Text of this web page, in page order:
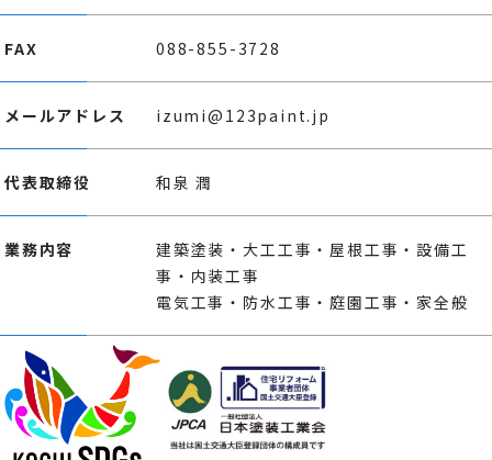
FAX 088-855-3728
メールアドレス izumi@123paint.jp
代表取締役 和泉 潤
業務内容
建築塗装・大工工事・屋根工事・設備工
事・内装工事
電気工事・防水工事・庭園工事・家全般